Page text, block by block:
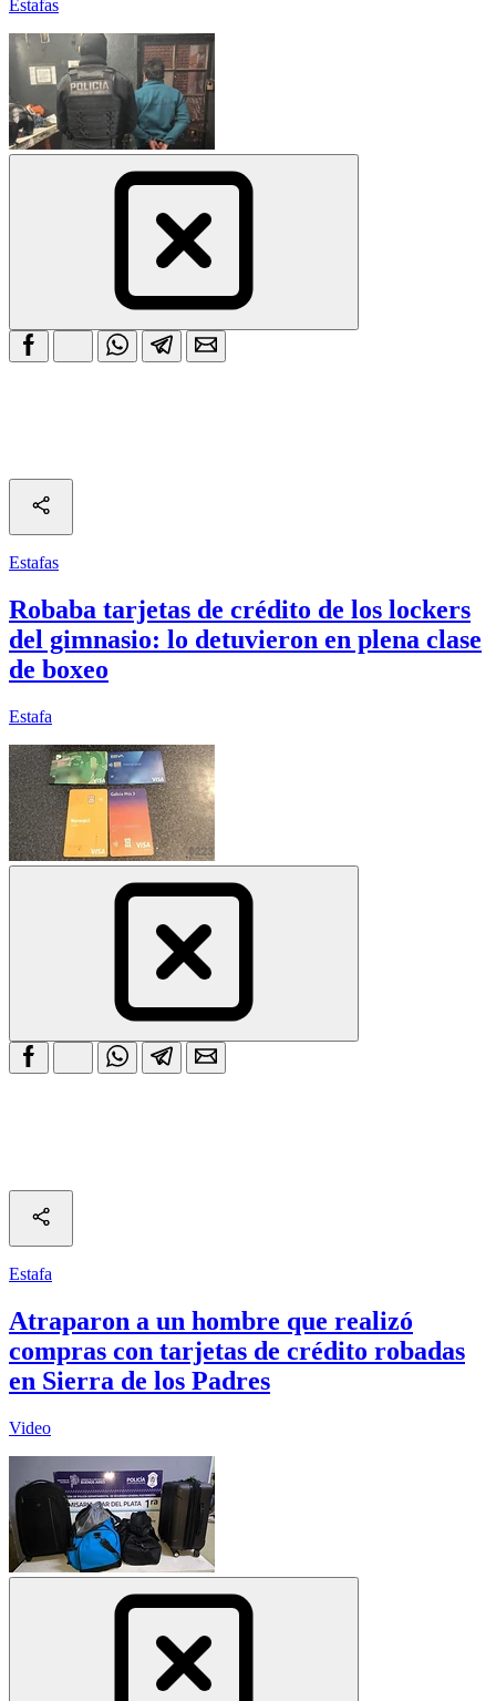
Estafas
Estafas
Robaba tarjetas de crédito de los lockers
del gimnasio: lo detuvieron en plena clase
de boxeo
Estafa
Estafa
Atraparon a un hombre que realizó
compras con tarjetas de crédito robadas
en Sierra de los Padres
Video